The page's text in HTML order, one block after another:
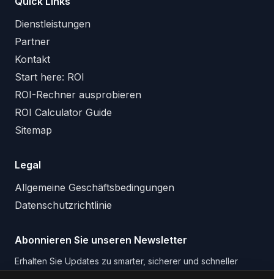
Dienstleistungen
Partner
Kontakt
Start here: ROI
ROI-Rechner ausprobieren
ROI Calculator Guide
Sitemap
Legal
Allgemeine Geschäftsbedingungen
Datenschutzrichtlinie
Abonnieren Sie unseren Newsletter
Erhalten Sie Updates zu smarter, sicherer und schneller
Arbeit mit KI und Augmented Reality.